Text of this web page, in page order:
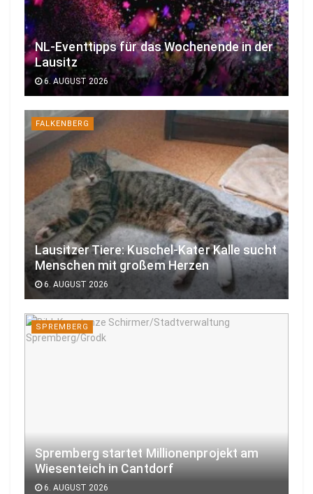
NL-Eventtipps für das Wochenende in der
Lausitz
6. AUGUST 2026
FALKENBERG
Lausitzer Tiere: Kuschel-Kater Kalle sucht
Menschen mit großem Herzen
6. AUGUST 2026
SPREMBERG
Spremberg startet Millionenprojekt am
Wiesenteich in Cantdorf
6. AUGUST 2026